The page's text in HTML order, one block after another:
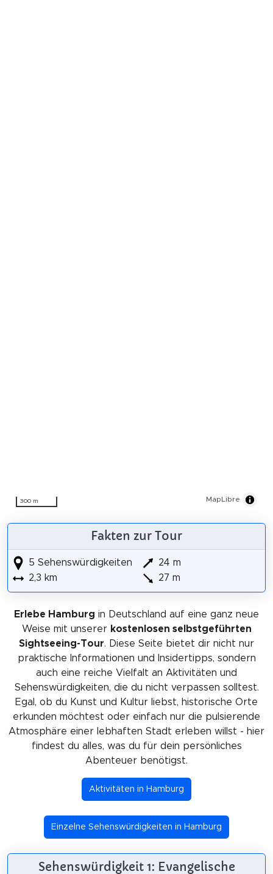
300 m MapLibre
Fakten zur Tour
5 Sehenswürdigkeiten
2,3 km
24 m
27 m
Erlebe Hamburg in Deutschland auf eine ganz neue
Weise mit unserer kostenlosen selbstgeführten
Sightseeing-Tour. Diese Seite bietet dir nicht nur
praktische Informationen und Insidertipps, sondern
auch eine reiche Vielfalt an Aktivitäten und
Sehenswürdigkeiten, die du nicht verpassen solltest.
Egal, ob du Kunst und Kultur liebst, historische Orte
erkunden möchtest oder einfach nur die pulsierende
Atmosphäre einer lebhaften Stadt erleben willst - hier
findest du alles, was du für dein persönliches
Abenteuer benötigst.
Aktivitäten in Hamburg
Einzelne Sehenswürdigkeiten in Hamburg
Sehenswürdigkeit 1: Evangelische